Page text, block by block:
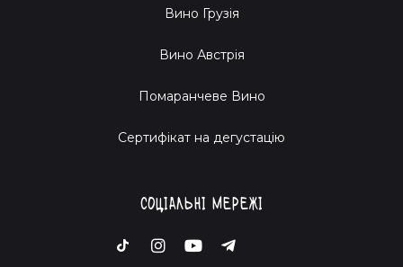
Вино Грузія
Вино Австрія
Помаранчеве Вино
Cертифікат на дегустацію
Соціальні мережі